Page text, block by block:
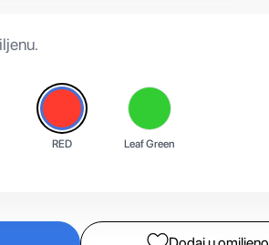
RED Leaf Green